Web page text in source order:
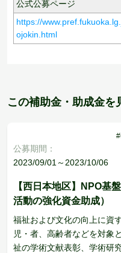
公式公募ページ
https://
ojokin.html
この補助金・助成金を
公募期間：
2023/09/01～2023/10/06
【西日本地区】NPO基
活動の強化資金助成）
福祉および文化の向上に資
児・者、高齢者などを対象
祉の学術文献表彰、学術研